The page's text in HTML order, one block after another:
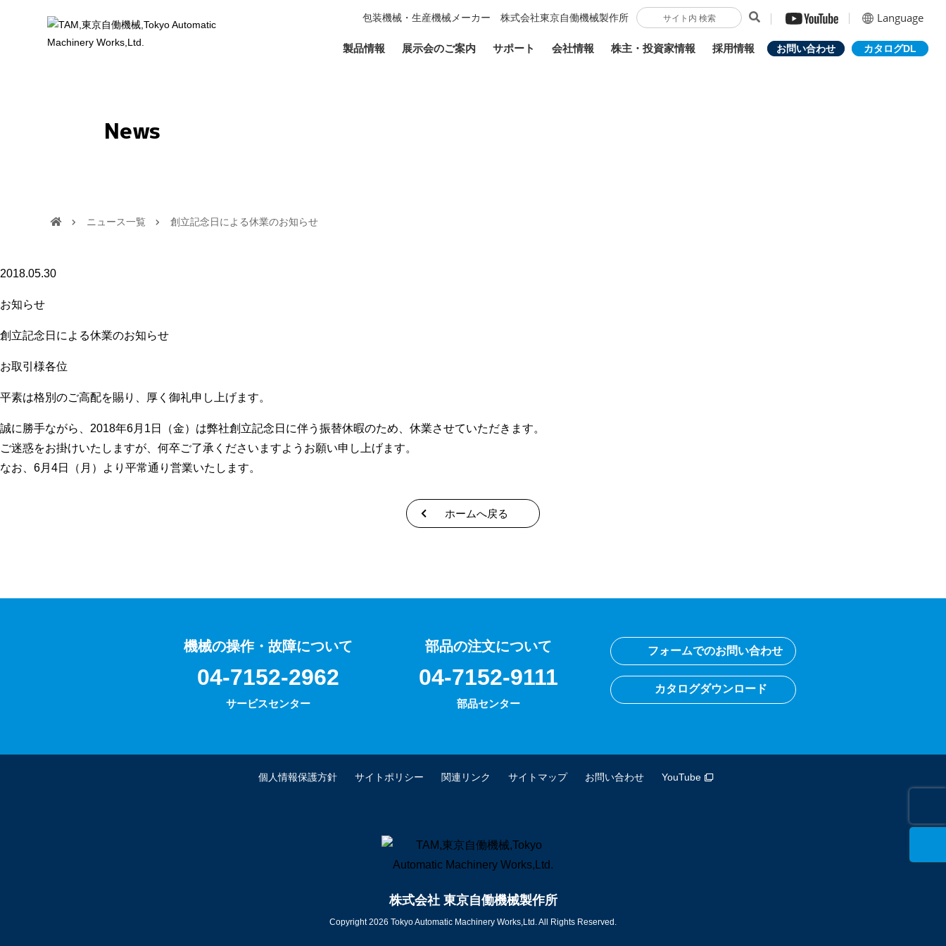
包装機械・生産機械メーカー 株式会社東京自働機械製作所 Language
製品情報 展示会のご案内 サポート 会社情報 株主・投資家情報 採用情報 お問い合わせ カタログDL
News
ニュース一覧 創立記念日による休業のお知らせ
2018.05.30
お知らせ
創立記念日による休業のお知らせ
お取引様各位
平素は格別のご高配を賜り、厚く御礼申し上げます。
誠に勝手ながら、2018年6月1日（金）は弊社創立記念日に伴う振替休暇のため、休業させていただきます。
ご迷惑をお掛けいたしますが、何卒ご了承くださいますようお願い申し上げます。
なお、6月4日（月）より平常通り営業いたします。
ホームへ戻る
機械の操作・故障について
04-7152-2962
サービスセンター
部品の注文について
04-7152-9111
部品センター
フォームでのお問い合わせ
カタログダウンロード
個人情報保護方針 サイトポリシー 関連リンク サイトマップ お問い合わせ YouTube
株式会社 東京自働機械製作所
Copyright 2026 Tokyo Automatic Machinery Works,Ltd. All Rights Reserved.